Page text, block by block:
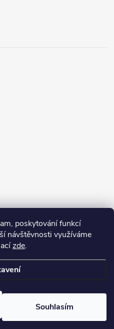
poskytování funkcí
návštěvnosti využíváme
zde.
Souhlasím